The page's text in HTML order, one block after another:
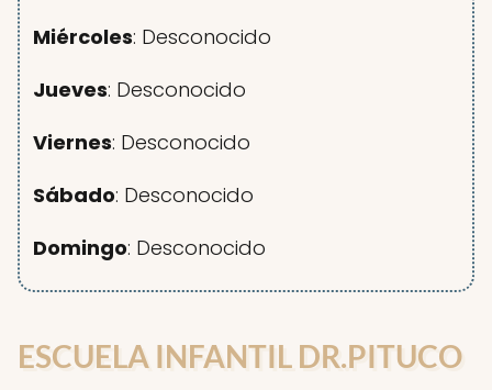
Miércoles: Desconocido
Jueves: Desconocido
Viernes: Desconocido
Sábado: Desconocido
Domingo: Desconocido
ESCUELA INFANTIL DR.PITUCO